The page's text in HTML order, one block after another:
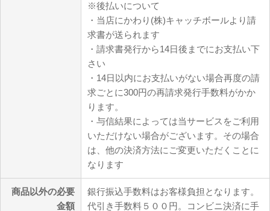
※後払いについて
・当店にかわり(株)キャッチボールより請
求書が送られます
・請求書発行から14日後までにお支払い下
さい
・14日以内にお支払いがない場合再度の請
求ごとに300円の再請求発行手数料がかか
ります。
・与信結果によっては当サービスをご利用
いただけない場合がございます。その場合
は、他の決済方法にご変更いただくことに
なります
商品以外の必要
金額
銀行振込手数料はお客様負担となります。
代引き手数料５００円。コンビニ決済に手